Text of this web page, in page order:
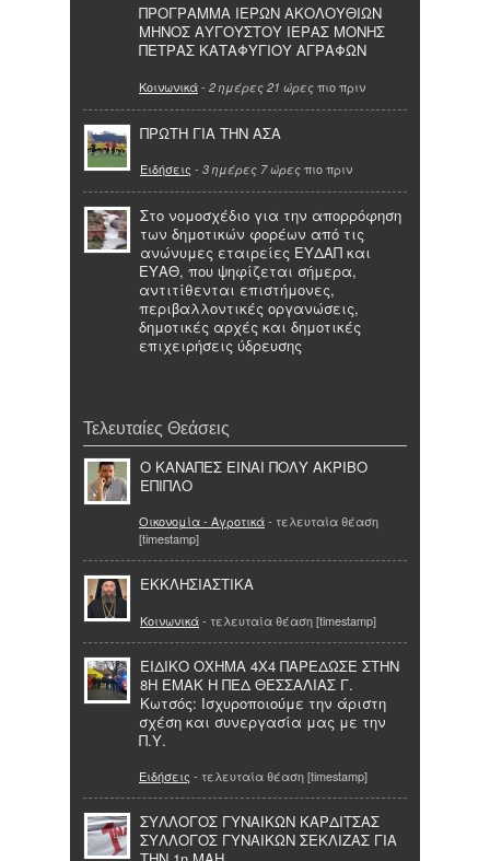
ΠΡΟΓΡΑΜΜΑ ΙΕΡΩΝ ΑΚΟΛΟΥΘΙΩΝ
ΜΗΝΟΣ ΑΥΓΟΥΣΤΟΥ ΙΕΡΑΣ ΜΟΝΗΣ
ΠΕΤΡΑΣ ΚΑΤΑΦΥΓΙΟΥ ΑΓΡΑΦΩΝ
Κοινωνικά- 2 ημέρες 21 ώρες πιο πριν
ΠΡΩΤΗ ΓΙΑ ΤΗΝ ΑΣΑ
Ειδήσεις - 3 ημέρες 7 ώρες πιο πριν
Στο νομοσχέδιο για την απορρόφηση
των δημοτικών φορέων από τις
ανώνυμες εταιρείες ΕΥΔΑΠ και
ΕΥΑΘ, που ψηφίζεται σήμερα,
αντιτίθενται επιστήμονες,
περιβαλλοντικές οργανώσεις,
δημοτικές αρχές και δημοτικές
επιχειρήσεις ύδρευσης
Τελευταίες Θεάσεις
Ο ΚΑΝΑΠΕΣ ΕΙΝΑΙ ΠΟΛΥ ΑΚΡΙΒΟ
ΕΠΙΠΛΟ
Οικονομία - Αγροτικά- τελευταία θέαση
[timestamp]
ΕΚΚΛΗΣΙΑΣΤΙΚΑ
Κοινωνικά- τελευταία θέαση [timestamp]
ΕΙΔΙΚΟ ΟΧΗΜΑ 4Χ4 ΠΑΡΕΔΩΣΕ ΣΤΗΝ
8Η ΕΜΑΚ Η ΠΕΔ ΘΕΣΣΑΛΙΑΣ Γ.
Κωτσός: Ισχυροποιούμε την άριστη
σχέση και συνεργασία μας με την
Π.Υ.
Ειδήσεις - τελευταία θέαση [timestamp]
ΣΥΛΛΟΓΟΣ ΓΥΝΑΙΚΩΝ ΚΑΡΔΙΤΣΑΣ
ΣΥΛΛΟΓΟΣ ΓΥΝΑΙΚΩΝ ΣΕΚΛΙΖΑΣ ΓΙΑ